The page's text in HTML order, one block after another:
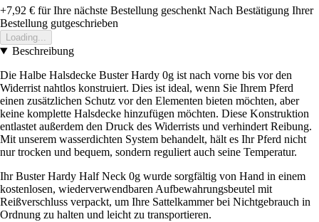
+7,92 € für Ihre nächste Bestellung geschenkt Nach Bestätigung Ihrer
Bestellung gutgeschrieben
Loading...
Beschreibung
Die Halbe Halsdecke Buster Hardy 0g ist nach vorne bis vor den
Widerrist nahtlos konstruiert. Dies ist ideal, wenn Sie Ihrem Pferd
einen zusätzlichen Schutz vor den Elementen bieten möchten, aber
keine komplette Halsdecke hinzufügen möchten. Diese Konstruktion
entlastet außerdem den Druck des Widerrists und verhindert Reibung.
Mit unserem wasserdichten System behandelt, hält es Ihr Pferd nicht
nur trocken und bequem, sondern reguliert auch seine Temperatur.
Ihr Buster Hardy Half Neck 0g wurde sorgfältig von Hand in einem
kostenlosen, wiederverwendbaren Aufbewahrungsbeutel mit
Reißverschluss verpackt, um Ihre Sattelkammer bei Nichtgebrauch in
Ordnung zu halten und leicht zu transportieren.